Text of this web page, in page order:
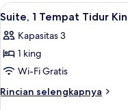
Tempat
King
Lihat
semua
foto
untuk
Suite,
1
8
Suite, 1 Tempat Tidur
Kapasitas 3
1 king
Wi-Fi Gratis
Rincian selengkapnya
Rincian